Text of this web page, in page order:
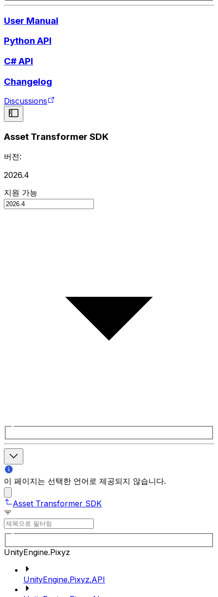
User Manual
Python API
C# API
Changelog
Discussions
Asset Transformer SDK
버전:
2026.4
지원 가능
이 페이지는 선택한 언어로 제공되지 않습니다.
Asset Transformer SDK
UnityEngine.Pixyz
UnityEngine.Pixyz.API